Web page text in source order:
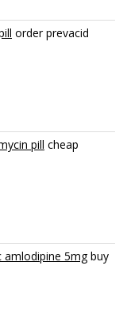
order prevacid
pill cheap
amlodipine 5mgbuy